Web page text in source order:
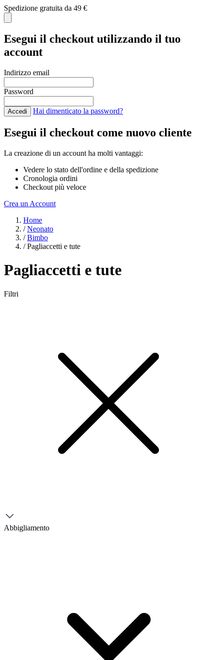
Spedizione gratuita da 49 €
Esegui il checkout utilizzando il tuo
account
Indirizzo email
Password
Accedi Hai dimenticato la password?
Esegui il checkout come nuovo cliente
La creazione di un account ha molti vantaggi:
Vedere lo stato dell'ordine e della spedizione
Cronologia ordini
Checkout più veloce
Crea un Account
Home
/ Neonato
/ Bimbo
/ Pagliaccetti e tute
Pagliaccetti e tute
Filtri
Abbigliamento